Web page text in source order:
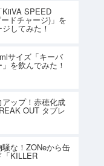
KiiVA SPEED
ドチャージ)」を
してみた！
サイズ「キーバ
を飲んでみた！
ップ！赤穂化成
OUT タブレ
騒な！ZONeから缶
「KILLER